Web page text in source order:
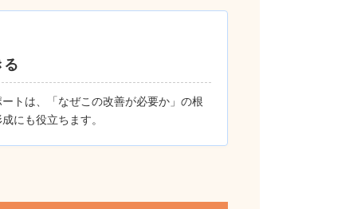
る
トは、「なぜこの改善が必要か」の根
にも役立ちます。